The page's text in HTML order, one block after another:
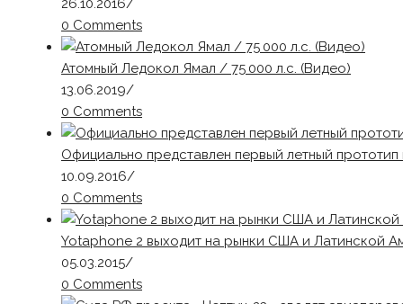
26.10.2016/
0 Comments
Атомный Ледокол Ямал / 75 000 л.с. (Видео)
13.06.2019/
0 Comments
Официально представлен первый летный
10.09.2016/
0 Comments
Yotaphone 2 выходит на рынки США и Латинской
05.03.2015/
0 Comments